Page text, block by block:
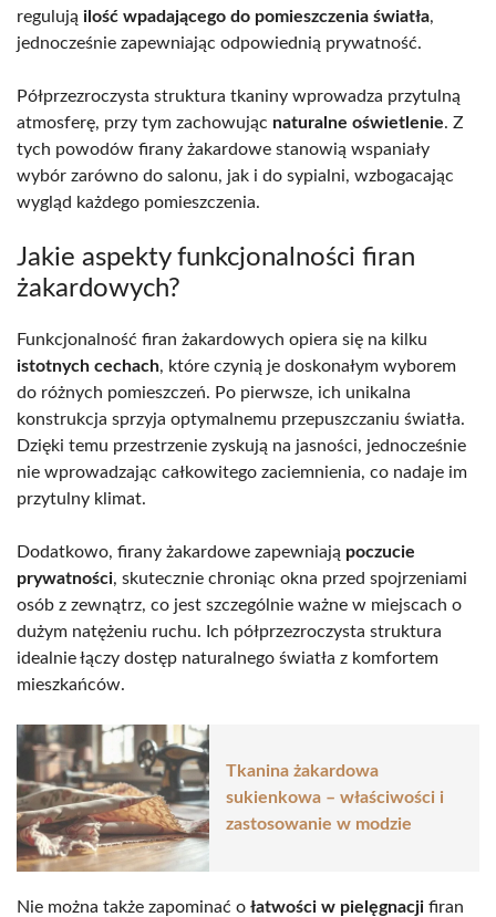
regulują ilość wpadającego do pomieszczenia światła,
jednocześnie zapewniając odpowiednią prywatność.
Półprzezroczysta struktura tkaniny wprowadza przytulną
atmosferę, przy tym zachowując naturalne oświetlenie. Z
tych powodów firany żakardowe stanowią wspaniały
wybór zarówno do salonu, jak i do sypialni, wzbogacając
wygląd każdego pomieszczenia.
Jakie aspekty funkcjonalności firan
żakardowych?
Funkcjonalność firan żakardowych opiera się na kilku
istotnych cechach, które czynią je doskonałym wyborem
do różnych pomieszczeń. Po pierwsze, ich unikalna
konstrukcja sprzyja optymalnemu przepuszczaniu światła.
Dzięki temu przestrzenie zyskują na jasności, jednocześnie
nie wprowadzając całkowitego zaciemnienia, co nadaje im
przytulny klimat.
Dodatkowo, firany żakardowe zapewniają poczucie
prywatności, skutecznie chroniąc okna przed spojrzeniami
osób z zewnątrz, co jest szczególnie ważne w miejscach o
dużym natężeniu ruchu. Ich półprzezroczysta struktura
idealnie łączy dostęp naturalnego światła z komfortem
mieszkańców.
Tkanina żakardowa
sukienkowa – właściwości i
zastosowanie w modzie
Nie można także zapominać o łatwości w pielęgnacji firan